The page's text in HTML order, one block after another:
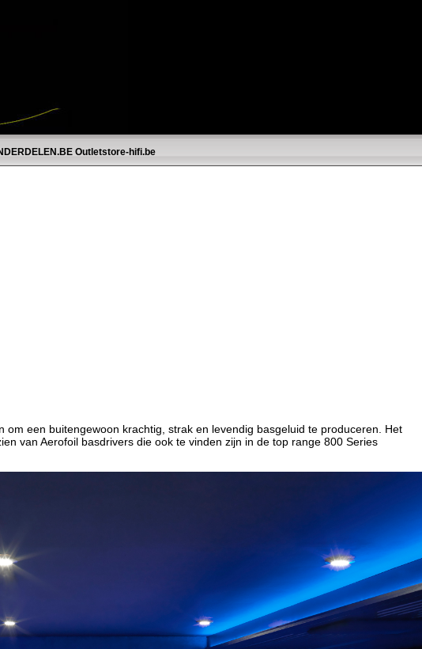
Outletstore-hifi.be
een buitengewoon krachtig, strak en levendig basgeluid te produceren. Het
van Aerofoil basdrivers die ook te vinden zijn in de top range 800 Series